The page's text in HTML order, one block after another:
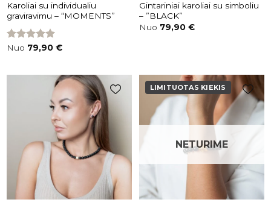
Karoliai su individualiu
graviravimu – “MOMENTS”
Įvertinimas:
Nuo 79,90 €
Gintariniai karoliai su simboliu
– ”BLACK”
Nuo 79,90 €
Pridėti į
patikusios
prekės
LIMITUOTAS KIEKIS
Pridėti į
patikusios
NETURIME